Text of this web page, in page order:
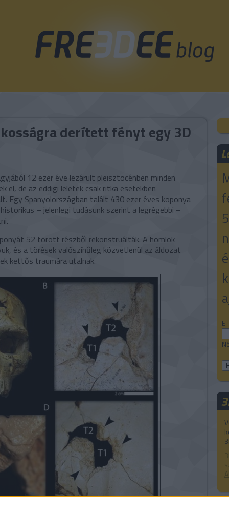
derített fényt egy 3D
12 ezer éve lezárult pleisztocénben minden
el, de az eddigi leletek csak ritka esetekben
Egy Spanyolországban talált 430 ezer éves koponya
– jelenlegi tudásunk szerint a legrégebbi –
52 törött részből rekonstruálták. A homlok
és a törések valószínűleg közvetlenül az áldozat
kettős traumára utalnak.